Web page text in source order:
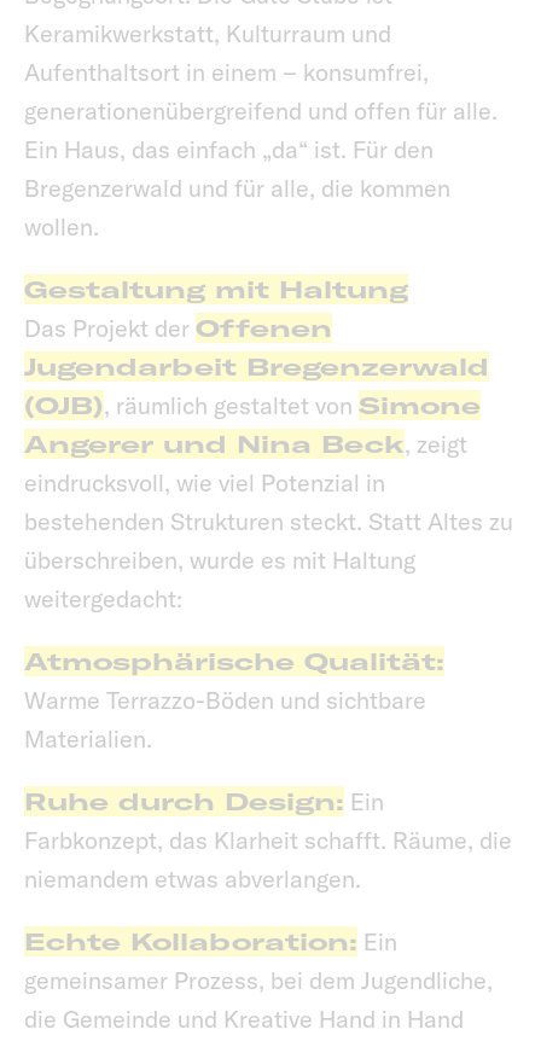
Keramikwerkstatt, Kulturraum und
Aufenthaltsort in einem – konsumfrei,
generationenübergreifend und offen für alle.
Ein Haus, das einfach „da“ ist. Für den
Bregenzerwald und für alle, die kommen
wollen.
Gestaltung mit Haltung
Das Projekt der Offenen
Jugendarbeit Bregenzerwald
(OJB), räumlich gestaltet von Simone
Angerer und Nina Beck, zeigt
eindrucksvoll, wie viel Potenzial in
bestehenden Strukturen steckt. Statt Altes zu
überschreiben, wurde es mit Haltung
weitergedacht:
Atmosphärische Qualität:
Warme Terrazzo-Böden und sichtbare
Materialien.
Ruhe durch Design: Ein
Farbkonzept, das Klarheit schafft. Räume, die
niemandem etwas abverlangen.
Echte Kollaboration: Ein
gemeinsamer Prozess, bei dem Jugendliche,
die Gemeinde und Kreative Hand in Hand